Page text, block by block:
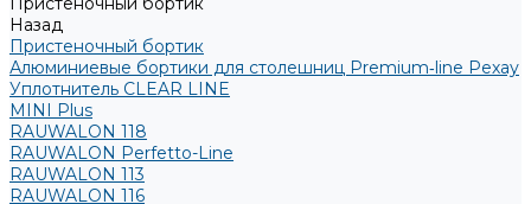
Назад
Пристеночный бортик
Алюминиевые бортики для столешниц Premium‑line Рехау
Уплотнитель CLEAR LINE
MINI Plus
RAUWALON 118
RAUWALON Perfetto-Line
RAUWALON 113
RAUWALON 116